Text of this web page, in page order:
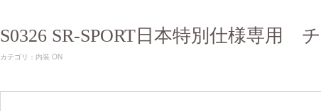
S0326 SR-SPORT日本特別仕様専用
カテゴリ ： 内装 ON